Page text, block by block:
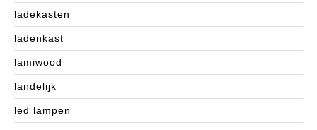
ladekasten
ladenkast
lamiwood
landelijk
led lampen